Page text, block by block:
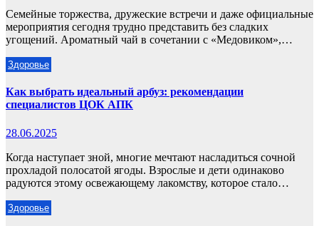
Семейные торжества, дружеские встречи и даже официальные
мероприятия сегодня трудно представить без сладких
угощений. Ароматный чай в сочетании с «Медовиком»,…
Здоровье
Как выбрать идеальный арбуз: рекомендации
специалистов ЦОК АПК
28.06.2025
Когда наступает зной, многие мечтают насладиться сочной
прохладой полосатой ягоды. Взрослые и дети одинаково
радуются этому освежающему лакомству, которое стало…
Здоровье